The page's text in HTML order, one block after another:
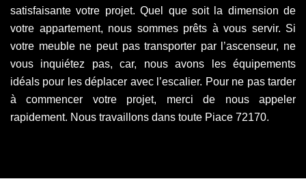
satisfaisante votre projet. Quel que soit la dimension de
votre appartement, nous sommes prêts à vous servir. Si
votre meuble ne peut pas transporter par l’ascenseur, ne
vous inquiétez pas, car, nous avons les équipements
idéals pour les déplacer avec l’escalier. Pour ne pas tarder
à commencer votre projet, merci de nous appeler
rapidement. Nous travaillons dans toute Piace 72170.